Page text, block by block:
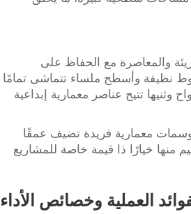
والمعاصرة مع الحفاظ على
نظيفة وأسطح ملساء تتماشى تمامًا
تتيح عناصر معمارية إبداعية
وسمات معمارية فريدة تضيف عمقًا
منها خيارًا ذا قيمة خاصة للمشاريع
العملية وخصائص الأداء